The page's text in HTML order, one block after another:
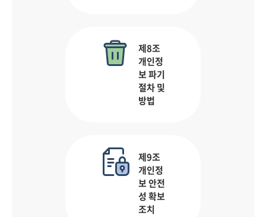
제8조
개인정
보 파기
절차 및
방법
제9조
개인정
보 안전
성 확보
조치